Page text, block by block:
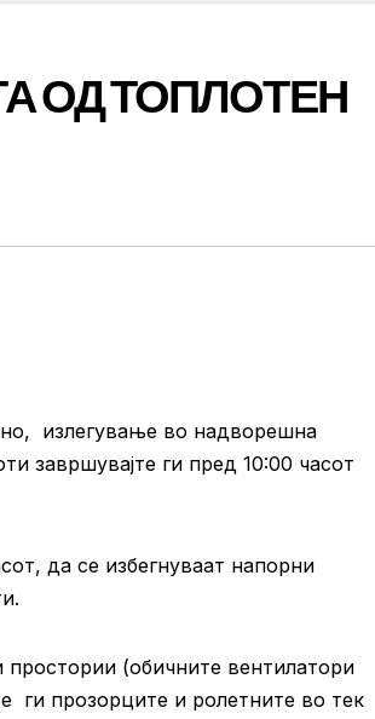
ОД ТОПЛОТЕН
излегување во надворешна
ги пред 10:00 часот
да се избегнуваат напорни
(обичните вентилатори
ги прозорците и ролетните во тек